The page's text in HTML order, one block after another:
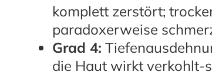
komplett zerstört;
paradoxerweise
Grad 4:
die Haut wirkt verkohlt-